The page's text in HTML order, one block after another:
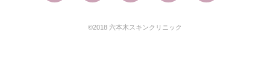
©2018 六本木スキンクリニック